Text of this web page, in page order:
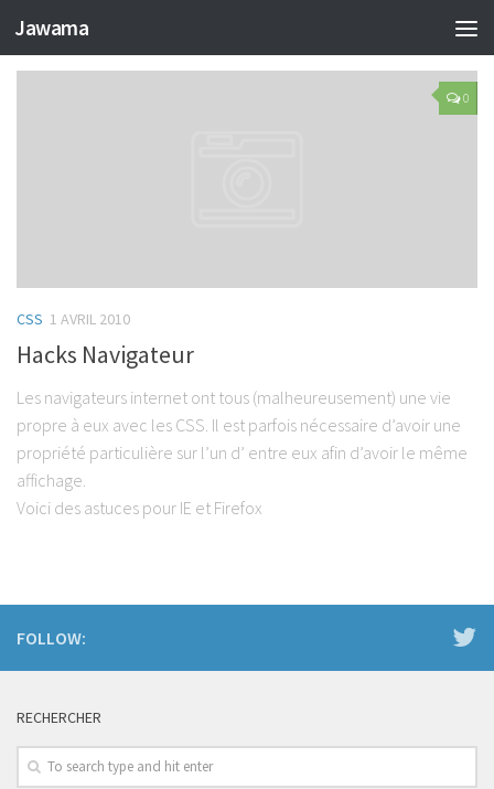
Jawama
TAGGED:
0
CSS 1 AVRIL 2010
Hacks Navigateur
Les navigateurs internet ont tous (malheureusement) une vie
propre à eux avec les CSS. Il est parfois nécessaire d’avoir une
propriété particulière sur l’un d’ entre eux afin d’avoir le même
affichage.
Voici des astuces pour IE et Firefox
FOLLOW:
RECHERCHER